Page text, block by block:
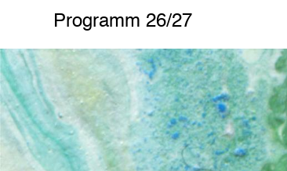
Programm 26/27